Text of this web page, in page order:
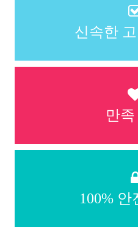
신속한
만
100% 안